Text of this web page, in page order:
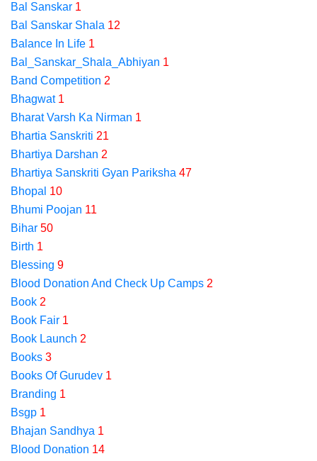
Bal Sanskar 1
Bal Sanskar Shala 12
Balance In Life 1
Bal_Sanskar_Shala_Abhiyan 1
Band Competition 2
Bhagwat 1
Bharat Varsh Ka Nirman 1
Bhartia Sanskriti 21
Bhartiya Darshan 2
Bhartiya Sanskriti Gyan Pariksha 47
Bhopal 10
Bhumi Poojan 11
Bihar 50
Birth 1
Blessing 9
Blood Donation And Check Up Camps 2
Book 2
Book Fair 1
Book Launch 2
Books 3
Books Of Gurudev 1
Branding 1
Bsgp 1
Bhajan Sandhya 1
Blood Donation 14